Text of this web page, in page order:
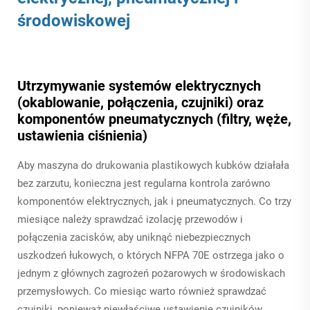
środowiskowej
Utrzymywanie systemów elektrycznych
(okablowanie, połączenia, czujniki) oraz
komponentów pneumatycznych (filtry, węże,
ustawienia ciśnienia)
Aby maszyna do drukowania plastikowych kubków działała
bez zarzutu, konieczna jest regularna kontrola zarówno
komponentów elektrycznych, jak i pneumatycznych. Co trzy
miesiące należy sprawdzać izolację przewodów i
połączenia zacisków, aby uniknąć niebezpiecznych
uszkodzeń łukowych, o których NFPA 70E ostrzega jako o
jednym z głównych zagrożeń pożarowych w środowiskach
przemysłowych. Co miesiąc warto również sprawdzać